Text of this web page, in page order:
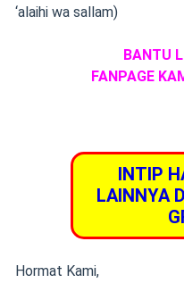
‘alaihi wa sallam)
BANTU
FANPAGE
INTIP
LAINNYA
Hormat Kami,